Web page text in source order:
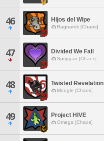
46 Hijos del Wipe
Ragnarok [Chaos]
47 Divided We Fall
Spriggan [Chaos]
48 Twisted Revelation
Moogle [Chaos]
49 Project HIVE
Omega [Chaos]